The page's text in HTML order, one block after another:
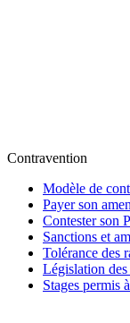
Contravention
Modèle de
Payer son
Contester son
Sanctions et
Tolérance des
Législation des
Stages permis